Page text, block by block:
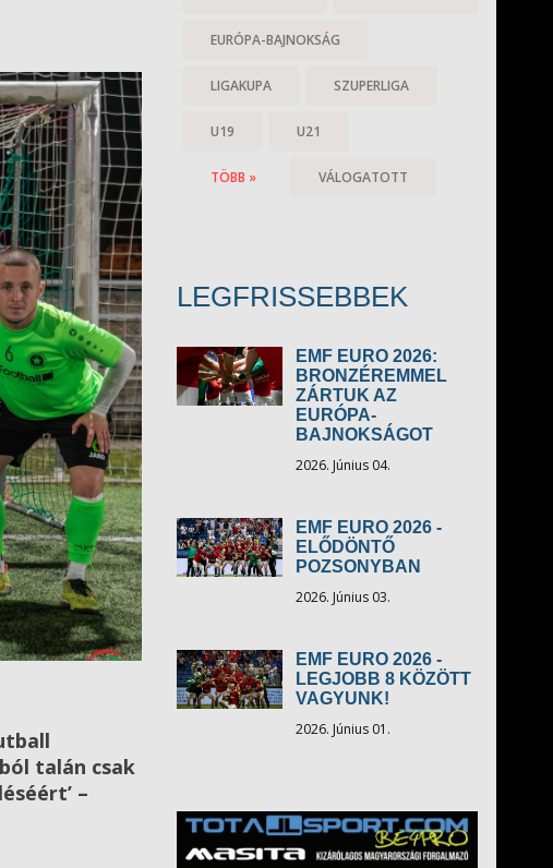
talán csak
–
EURÓPA-BAJNOKSÁG
LIGAKUPA SZUPERLIGA
U19 U21
VÁLOGATOTT
TÖBB »
LEGFRISSEBBEK
EMF EURO 2026:
BRONZÉREMMEL
ZÁRTUK AZ
EURÓPA-
BAJNOKSÁGOT
2026. Június 04.
EMF EURO 2026 -
ELŐDÖNTŐ
POZSONYBAN
2026. Június 03.
EMF EURO 2026 -
LEGJOBB 8 KÖZÖTT
VAGYUNK!
2026. Június 01.